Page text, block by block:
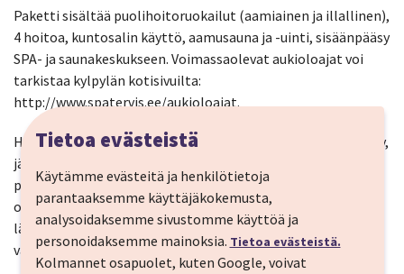
Paketti sisältää puolihoitoruokailut (aamiainen ja illallinen),
4 hoitoa, kuntosalin käyttö, aamusauna ja -uinti, sisäänpääsy
SPA- ja saunakeskukseen. Voimassaolevat aukioloajat voi
tarkistaa kylpylän kotisivuilta:
http://www.spatervis.ee/aukioloajat.
Hoitovalikoima: klassinen hieronta 23 min., yrtti-helmikylpy,
jäntevöittävä Charcot-suihku, vedenalainen suihkuhieronta,
pyörrekylpy jaloille, lämmin maavahakääre, parafiini-
osokeriittihoito, suolakammio, vesivoimistelu tai
lääkintävoimistelu salissa. Huom! kahta samaa hoitoa ei voi
varata samalle päivälle.
Tietoa evästeistä
Käytämme evästeitä ja henkilötietoja
parantaaksemme käyttäjäkokemusta,
analysoidaksemme sivustomme käyttöä ja
personoidaksemme mainoksia. Tietoa evästeistä.
Kolmannet osapuolet, kuten Google, voivat